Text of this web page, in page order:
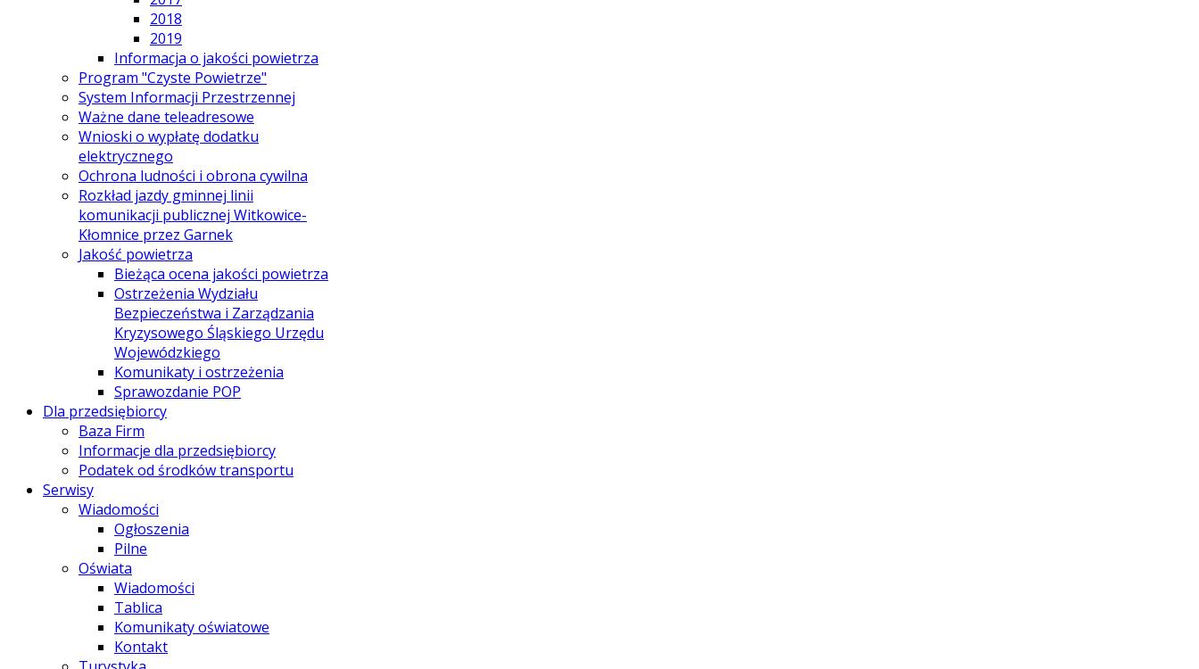
2018
2019
Informacja o jakości powietrza
Program "Czyste Powietrze"
System Informacji Przestrzennej
Ważne dane teleadresowe
Wnioski o wypłatę dodatku
elektrycznego
Ochrona ludności i obrona cywilna
Rozkład jazdy gminnej linii
komunikacji publicznej Witkowice-
Kłomnice przez Garnek
Jakość powietrza
Bieżąca ocena jakości powietrza
Ostrzeżenia Wydziału
Bezpieczeństwa i Zarządzania
Kryzysowego Śląskiego Urzędu
Wojewódzkiego
Komunikaty i ostrzeżenia
Sprawozdanie POP
Dla przedsiębiorcy
Baza Firm
Informacje dla przedsiębiorcy
Podatek od środków transportu
Serwisy
Wiadomości
Ogłoszenia
Pilne
Oświata
Wiadomości
Tablica
Komunikaty oświatowe
Kontakt